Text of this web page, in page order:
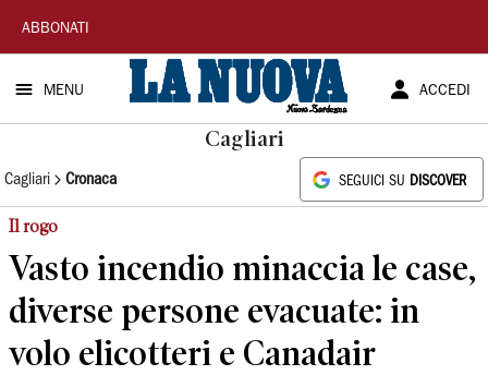
La
Nuova
Sardegna
ABBONATI
MENU ACCEDI
Cagliari
Cagliari Cronaca SEGUICI SU DISCOVER
Il rogo
Vasto incendio minaccia le case,
diverse persone evacuate: in
volo elicotteri e Canadair